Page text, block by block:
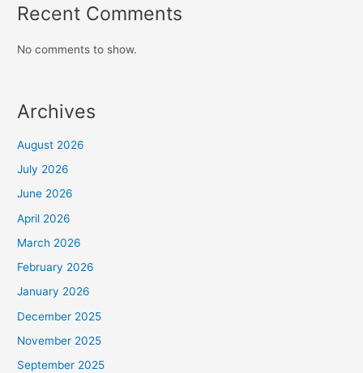
Recent Comments
No comments to show.
Archives
August 2026
July 2026
June 2026
April 2026
March 2026
February 2026
January 2026
December 2025
November 2025
September 2025